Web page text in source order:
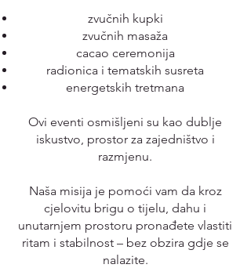
zvučnih kupki
zvučnih masaža
cacao ceremonija
radionica i tematskih susreta
energetskih tretmana
Ovi eventi osmišljeni su kao dublje
iskustvo, prostor za zajedništvo i
razmjenu.
Naša misija je pomoći vam da kroz
cjelovitu brigu o tijelu, dahu i
unutarnjem prostoru pronađete vlastiti
ritam i stabilnost – bez obzira gdje se
nalazite.